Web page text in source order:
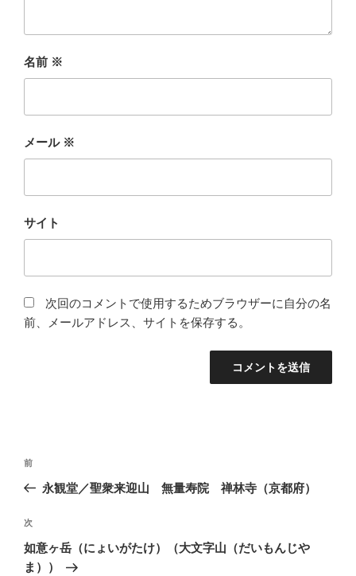
名前 ※
メール ※
サイト
次回のコメントで使用するためブラウザーに自分の名
前、メールアドレス、サイトを保存する。
投
ビ
ゲ
ー
過
去
投
稿
前
永観堂／聖衆来迎山 無量寿院 禅林寺（京都府）
次
の
投
次
如意ヶ岳（にょいがたけ）（大文字山（だいもんじや
ま））